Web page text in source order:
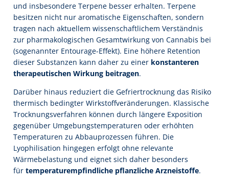
und insbesondere Terpene besser erhalten. Terpene
besitzen nicht nur aromatische Eigenschaften, sondern
tragen nach aktuellem wissenschaftlichem Verständnis
zur pharmakologischen Gesamtwirkung von Cannabis bei
(sogenannter Entourage-Effekt). Eine höhere Retention
dieser Substanzen kann daher zu einer konstanteren
therapeutischen Wirkung beitragen.
Darüber hinaus reduziert die Gefriertrocknung das Risiko
thermisch bedingter Wirkstoffveränderungen. Klassische
Trocknungsverfahren können durch längere Exposition
gegenüber Umgebungstemperaturen oder erhöhten
Temperaturen zu Abbauprozessen führen. Die
Lyophilisation hingegen erfolgt ohne relevante
Wärmebelastung und eignet sich daher besonders
für temperaturempfindliche pflanzliche Arzneistoffe.